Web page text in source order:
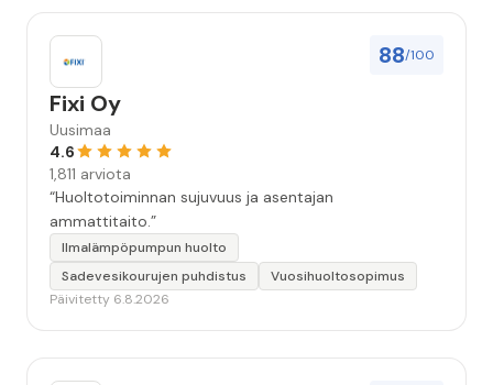
88/100
Fixi Oy
Uusimaa
4.6
1,811 arviota
“Huoltotoiminnan sujuvuus ja asentajan
ammattitaito.”
Ilmalämpöpumpun huolto
Sadevesikourujen puhdistus
Vuosihuoltosopimus
Päivitetty 6.8.2026